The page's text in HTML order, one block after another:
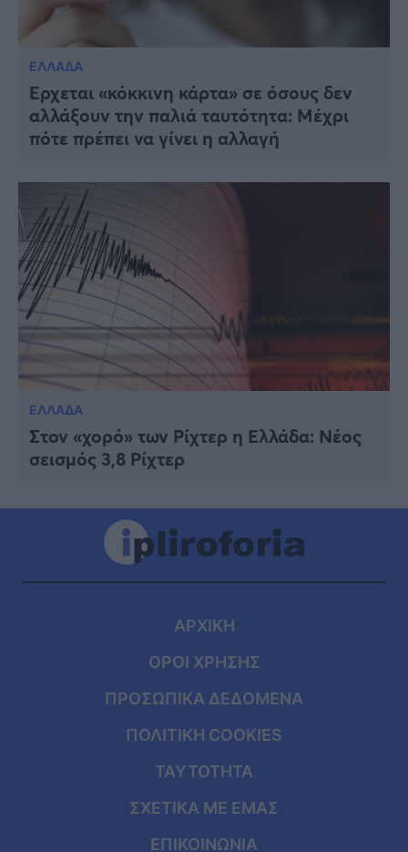
ΕΛΛΑΔΑ
Έρχεται «κόκκινη κάρτα» σε όσους δεν
αλλάξουν την παλιά ταυτότητα: Μέχρι
πότε πρέπει να γίνει η αλλαγή
ΕΛΛΑΔΑ
Στον «χορό» των Ρίχτερ η Ελλάδα: Νέος
σεισμός 3,8 Ρίχτερ
ΑΡΧΙΚΗ
ΟΡΟΙ ΧΡΗΣΗΣ
ΠΡΟΣΩΠΙΚΑ ΔΕΔΟΜΕΝΑ
ΠΟΛΙΤΙΚΗ COOKIES
ΤΑΥΤΟΤΗΤΑ
ΣΧΕΤΙΚΑ ΜΕ ΕΜΑΣ
ΕΠΙΚΟΙΝΩΝΙΑ